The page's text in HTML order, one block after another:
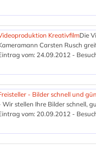
KreativfilmDie
Carsten Rusch
vom: 24.09.2012 -
- Bilder schnell und
Wir stellen Ihre Bilder schnell,
vom: 20.09.2012 -